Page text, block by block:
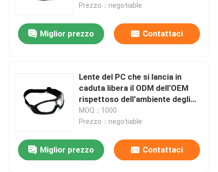
Prezzo：negotiable
Miglior prezzo Contattaci
Lente del PC che si lancia in
caduta libera il ODM dell'OEM
rispettoso dell'ambiente degli
occhiali di protezione
accettabile
MOQ：1000
Prezzo：negotiable
Miglior prezzo Contattaci